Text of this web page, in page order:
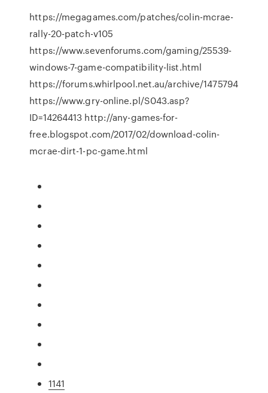
https://megagames.com/patches/colin-mcrae-
rally-20-patch-v105
https://www.sevenforums.com/gaming/25539-
windows-7-game-compatibility-list.html
https://forums.whirlpool.net.au/archive/1475794
https://www.gry-online.pl/S043.asp?
ID=14264413 http://any-games-for-
free.blogspot.com/2017/02/download-colin-
mcrae-dirt-1-pc-game.html
1141